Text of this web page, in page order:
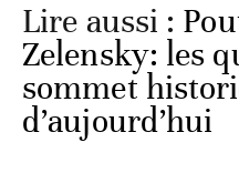
Lire aussi :
Zelensky: les
sommet
d’aujourd’hui